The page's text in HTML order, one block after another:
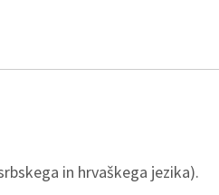
in hrvaškega jezika).